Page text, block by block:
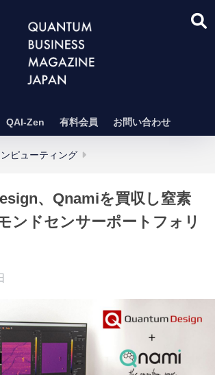
QAI-Zen 有料会員 お問い合わせ
ピューティング
、Qnamiを買収し窒素
ンドセンサーポートフォリ